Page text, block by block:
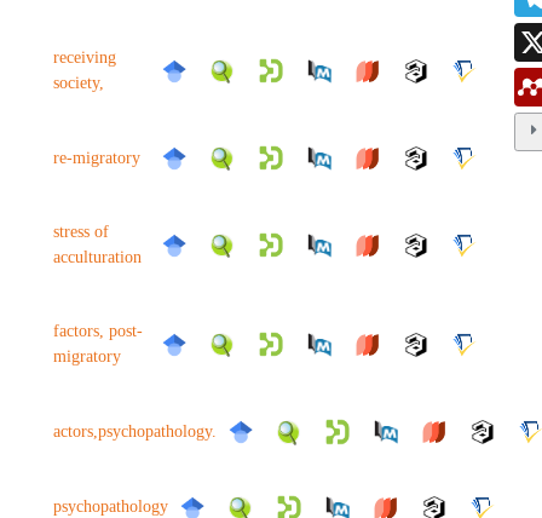
receiving
society,
re-migratory
stress of
acculturation
factors, post-
migratory
actors,psychopathology.
psychopathology